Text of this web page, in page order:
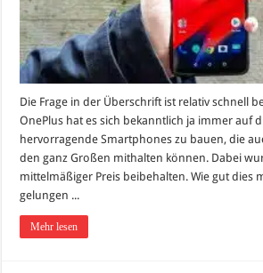
Die Frage in der Überschrift ist relativ schnell
OnePlus hat es sich bekanntlich ja immer auf
hervorragende Smartphones zu bauen, die
den ganz Großen mithalten können. Dabei
mittelmäßiger Preis beibehalten. Wie gut dies
gelungen ...
Mehr lesen